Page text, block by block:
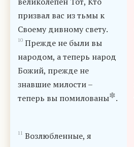
призвал вас из тьмы к
Своему дивному свету.
10 Прежде не были вы
народом, а теперь народ
Божий, прежде не
знавшие милости –
теперь вы помилованы✽.
11 Возлюбленные, я